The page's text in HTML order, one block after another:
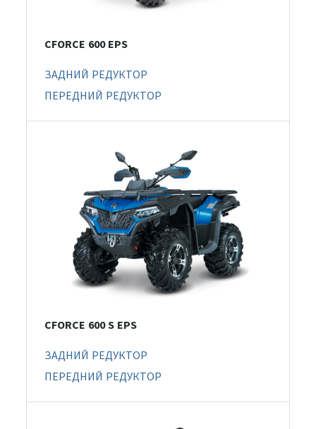
CFORCE 600 EPS
ЗАДНИЙ РЕДУКТОР
ПЕРЕДНИЙ РЕДУКТОР
CFORCE 600 S EPS
ЗАДНИЙ РЕДУКТОР
ПЕРЕДНИЙ РЕДУКТОР